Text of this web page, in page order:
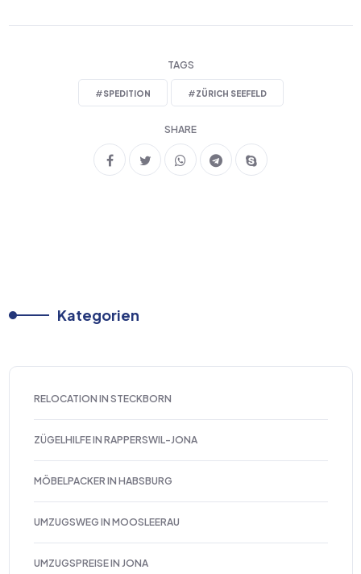
TAGS
#SPEDITION #ZÜRICH SEEFELD
SHARE
Kategorien
RELOCATION IN STECKBORN
ZÜGELHILFE IN RAPPERSWIL-JONA
MÖBELPACKER IN HABSBURG
UMZUGSWEG IN MOOSLEERAU
UMZUGSPREISE IN JONA